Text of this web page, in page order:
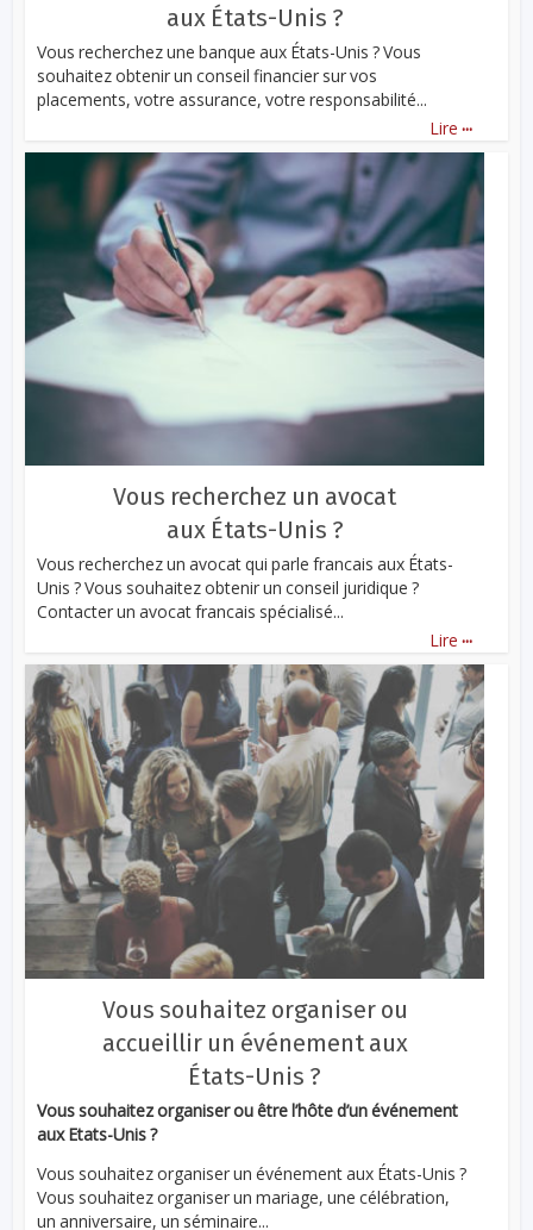
aux États-Unis ?
Vous recherchez une banque aux États-Unis ? Vous
souhaitez obtenir un conseil financier sur vos
placements, votre assurance, votre responsabilité...
Lire ...
Vous recherchez un avocat
aux États-Unis ?
Vous recherchez un avocat qui parle francais aux États-
Unis ? Vous souhaitez obtenir un conseil juridique ?
Contacter un avocat francais spécialisé...
Lire ...
Vous souhaitez organiser ou
accueillir un événement aux
États-Unis ?
Vous souhaitez organiser ou être l’hôte d’un événement
aux Etats-Unis ?
Vous souhaitez organiser un événement aux États-Unis ?
Vous souhaitez organiser un mariage, une célébration,
un anniversaire, un séminaire...